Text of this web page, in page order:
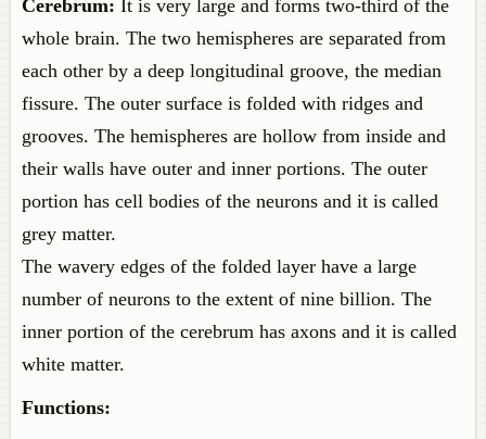
Cerebrum: It is very large and forms two-third of the
whole brain. The two hemispheres are separated from
each other by a deep longitudinal groove, the median
fissure. The outer surface is folded with ridges and
grooves. The hemispheres are hollow from inside and
their walls have outer and inner portions. The outer
portion has cell bodies of the neurons and it is called
grey matter.
The wavery edges of the folded layer have a large
number of neurons to the extent of nine billion. The
inner portion of the cerebrum has axons and it is called
white matter.
Functions: